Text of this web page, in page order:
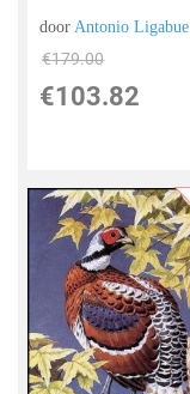
doorAntonio Ligabue
€179.00
€103.82